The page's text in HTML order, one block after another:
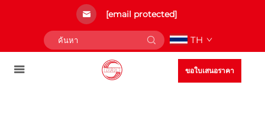
[email protected]
TH
ขอใบเสนอราคา